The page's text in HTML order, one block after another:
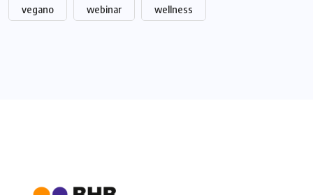
vegano webinar wellness